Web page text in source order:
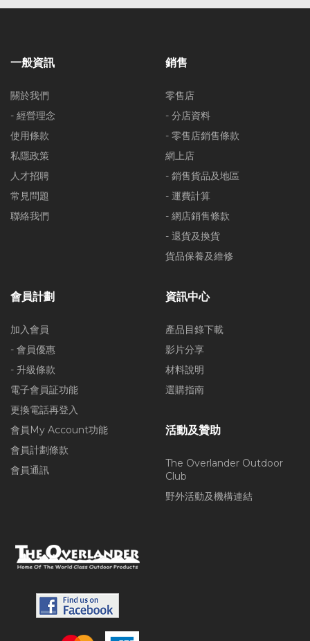
一般資訊
關於我們
- 經營理念
使用條款
私隱政策
人才招聘
常見問題
聯絡我們
銷售
零售店
- 分店資料
- 零售店銷售條款
網上店
- 銷售貨品及地區
- 運費計算
- 網店銷售條款
- 退貨及換貨
貨品保養及維修
會員計劃
加入會員
- 會員優惠
- 升級條款
電子會員証功能
更換電話再登入
會員My Account功能
會員計劃條款
會員通訊
資訊中心
產品目錄下載
影片分享
材料說明
選購指南
活動及贊助
The Overlander Outdoor
Club
野外活動及機構連結